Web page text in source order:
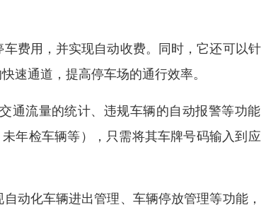
费用，并实现自动收费。同时，它还可以
速通道，提高停车场的通行效率。
通流量的统计、违规车辆的自动报警等功
年检车辆等），只需将其车牌号码输入到
动化车辆进出管理、车辆停放管理等功能